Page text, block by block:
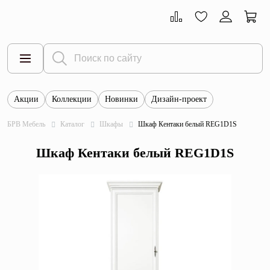
Все товары
Тумбы
Шкафы
Акции Коллекции Новинки Дизайн-проект
БРВ Мебель Каталог Шкафы Шкаф Кентаки белый REG1D1S
Шкаф Кентаки белый REG1D1S